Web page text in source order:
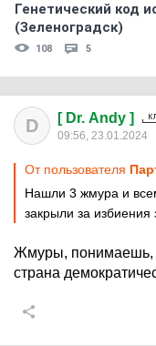
Генетический код
(Зеленоградск)
108 5
D [ Dr. Andy ]
09:56, 23.01.2024
От пользователя
Нашли 3 жмура и
закрыли за избиения
Жмуры, понимаешь,
страна